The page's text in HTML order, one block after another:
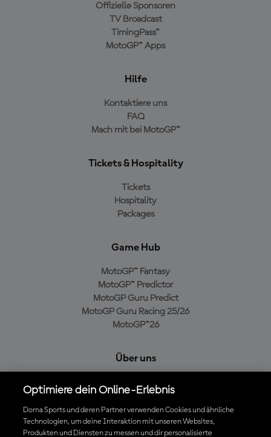
Offizielle Sponsoren
TV Broadcast
TimingPass™
MotoGP™ Apps
Hilfe
Kontaktiere uns
FAQ
Mach mit bei MotoGP™
Tickets & Hospitality
Tickets
Hospitality
Packages
Game Hub
MotoGP™ Fantasy
MotoGP™ Predictor
MotoGP Guru Predict
MotoGP Guru Racing 25/26
MotoGP™26
Über uns
Cookie-Richtlinien
Geschäftsbedingungen
Datenschutzrichtlinien
Optimiere dein Online-Erlebnis
Dorna Sports und deren Partner verwenden Cookies und ähnliche
Technologien, um deine Interaktion mit unseren Websites,
Produkten und Diensten zu messen und dir personalisierte